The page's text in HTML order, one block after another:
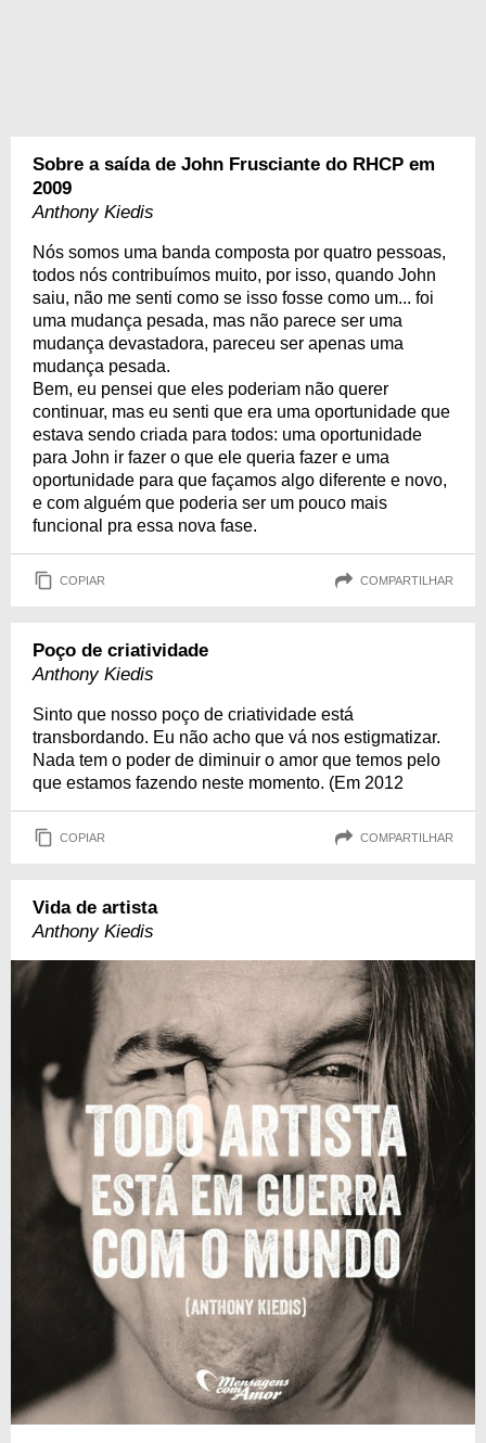
Sobre a saída de John Frusciante do RHCP em
2009
Anthony Kiedis
Nós somos uma banda composta por quatro pessoas,
todos nós contribuímos muito, por isso, quando John
saiu, não me senti como se isso fosse como um... foi
uma mudança pesada, mas não parece ser uma
mudança devastadora, pareceu ser apenas uma
mudança pesada.
Bem, eu pensei que eles poderiam não querer
continuar, mas eu senti que era uma oportunidade que
estava sendo criada para todos: uma oportunidade
para John ir fazer o que ele queria fazer e uma
oportunidade para que façamos algo diferente e novo,
e com alguém que poderia ser um pouco mais
funcional pra essa nova fase.
COPIAR COMPARTILHAR
Poço de criatividade
Anthony Kiedis
Sinto que nosso poço de criatividade está
transbordando. Eu não acho que vá nos estigmatizar.
Nada tem o poder de diminuir o amor que temos pelo
que estamos fazendo neste momento. (Em 2012
COPIAR COMPARTILHAR
Vida de artista
Anthony Kiedis